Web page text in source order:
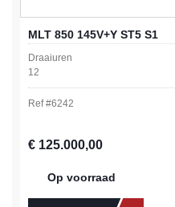
MLT 850 145V+Y ST5 S1
Draaiuren
12
Ref #6242
Normale prijs:
€ 125.000,00
Op voorraad